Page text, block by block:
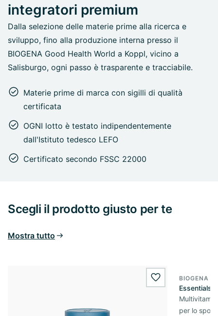
integratori premium
Dalla selezione delle materie prime alla ricerca e
sviluppo, fino alla produzione interna presso il
BIOGENA Good Health World a Koppl, vicino a
Salisburgo, ogni passo è trasparente e tracciabile.
Materie prime di marca con sigilli di qualità
certificata
OGNI lotto è testato indipendentemente
dall'Istituto tedesco LEFO
Certificato secondo FSSC 22000
Scegli il prodotto giusto per te
Mostra tutto
wishlist.add
BIOGENA
Essentials
per lo sport